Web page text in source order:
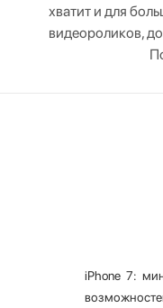
хватит и для
видеороликов,
iPhone 7: